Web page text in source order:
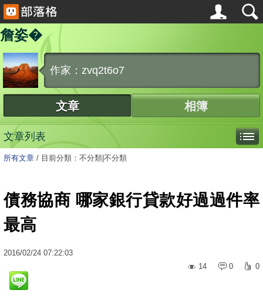
詹姿�
作家：zvq2t6o7
文章 相簿
文章列表
所有文章 / 目前分類：不分類|不分類
債務協商 哪家銀行貸款好過過件率
最高
2016/02/24 07:22:03
14
0 0